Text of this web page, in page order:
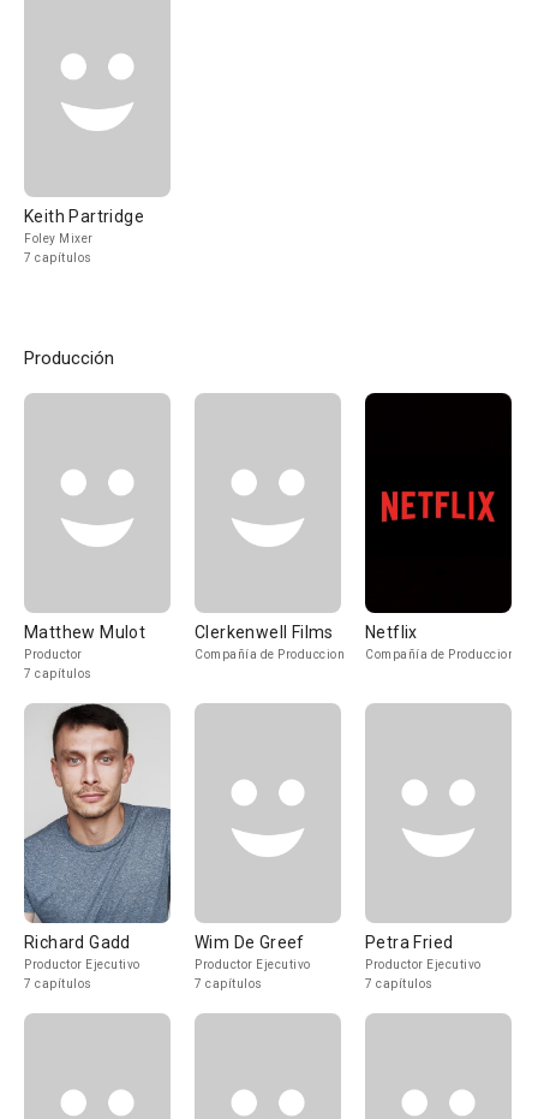
Keith Partridge
Foley Mixer
7 capítulos
Producción
Matthew Mulot
Productor
7 capítulos
Clerkenwell Films
Compañía de Produccion
Netflix
Compañía de Produccion
Richard Gadd
Productor Ejecutivo
7 capítulos
Wim De Greef
Productor Ejecutivo
7 capítulos
Petra Fried
Productor Ejecutivo
7 capítulos